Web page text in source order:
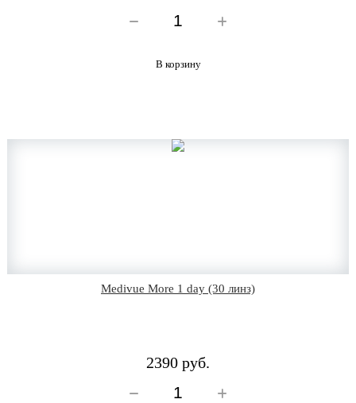
В корзину
Medivue More 1 day (30 линз)
2390 руб.